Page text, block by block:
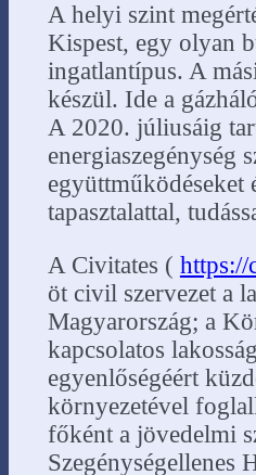
A helyi szint
Kispest, egy olyan
ingatlantípus. A
készül. Ide a
A 2020. júliusáig
energiaszegénység
együttműködéseket
tapasztalattal,
A Civitates ( https://
öt civil szervezet a
Magyarország; a
kapcsolatos
egyenlőségéért
környezetével
főként a jövedelmi
Szegénységellenes